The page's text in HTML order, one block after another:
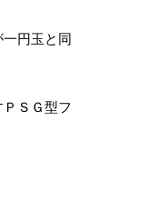
円玉と同
ＳＧ型フ